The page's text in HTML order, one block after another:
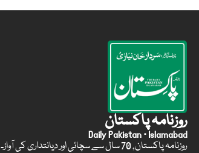
روزنامہ پاکستان
Daily Pakistan · Islamabad
روزنامہ پاکستان, 70 سال سے سچائی اور دیانتداری کی آواز۔